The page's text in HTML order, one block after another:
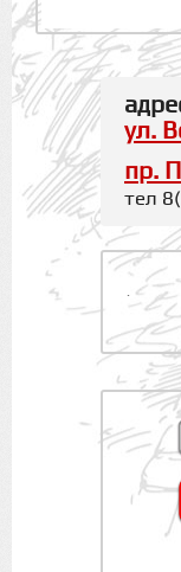
ул.
пр.
тел
.